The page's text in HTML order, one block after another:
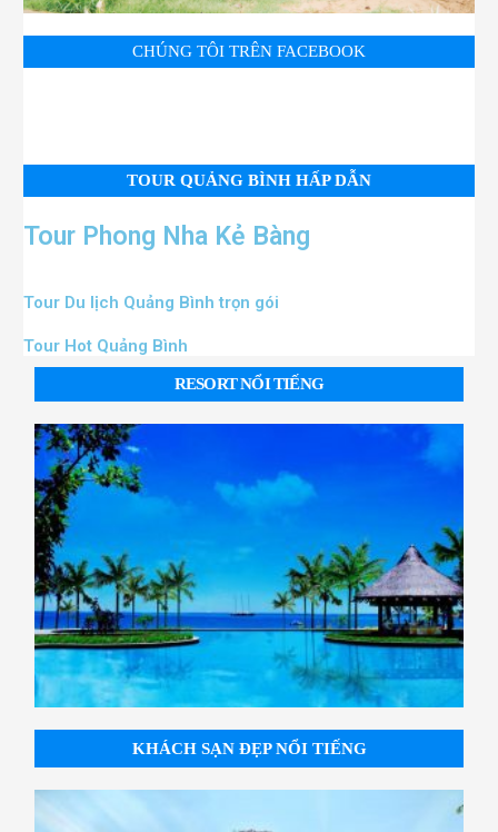
CHÚNG TÔI TRÊN FACEBOOK
TOUR QUẢNG BÌNH HẤP DẪN
Tour Phong Nha Kẻ Bàng
Tour Du lịch Quảng Bình trọn gói
Tour Hot Quảng Bình
RESORT NỔI TIẾNG
KHÁCH SẠN ĐẸP NỔI TIẾNG